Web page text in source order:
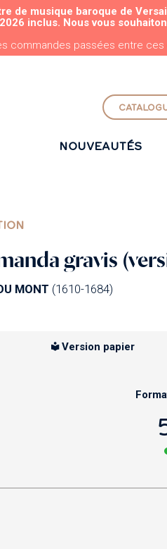
ALLER AU CONTENU PRINCIPAL
de musique baroque de
inclus. Nous vous
commandes passées entre ces
NOUVEAUTÉS
gravis
MONT (1610-1684)
Version papier